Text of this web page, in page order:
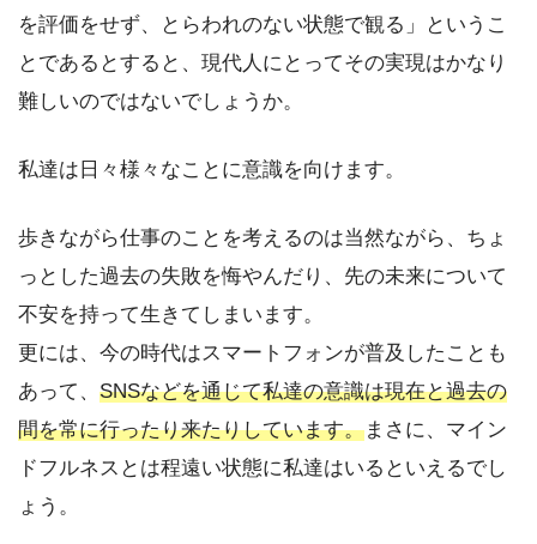
を評価をせず、とらわれのない状態で観る」というこ
とであるとすると、現代人にとってその実現はかなり
難しいのではないでしょうか。
私達は日々様々なことに意識を向けます。
歩きながら仕事のことを考えるのは当然ながら、ちょ
っとした過去の失敗を悔やんだり、先の未来について
不安を持って生きてしまいます。
更には、今の時代はスマートフォンが普及したことも
あって、 SNSなどを通じて私達の意識は現在と過去の
間を常に行ったり来たりしています。まさに、マイン
ドフルネスとは程遠い状態に私達はいるといえるでし
ょう。